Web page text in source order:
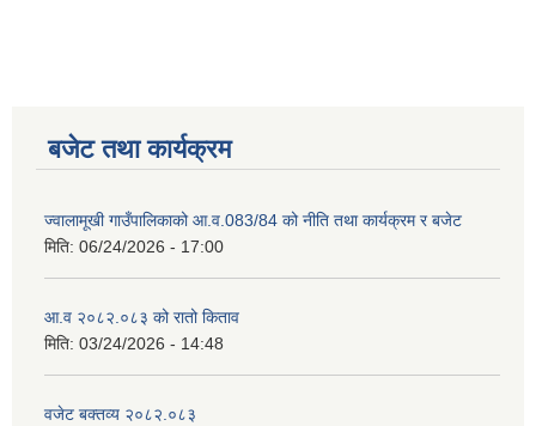
बजेट तथा कार्यक्रम
ज्वालामूखी गाउँपालिकाको आ.व.083/84 को नीति तथा कार्यक्रम र बजेट
मिति: 06/24/2026 - 17:00
आ.व २०८२.०८३ को रातो किताव
मिति: 03/24/2026 - 14:48
वजेट बक्तव्य २०८२.०८३